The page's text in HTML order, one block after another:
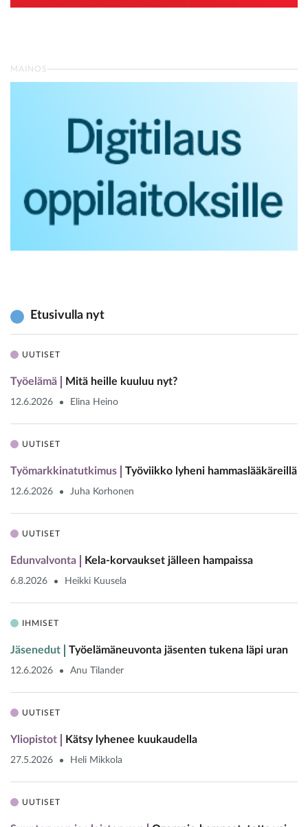
MAINOS
Etusivulla nyt
UUTISET
Työelämä Mitä heille kuuluu nyt?
12.6.2026 Elina Heino
UUTISET
Työmarkkinatutkimus Työviikko lyheni hammaslääkäreillä
12.6.2026 Juha Korhonen
UUTISET
Edunvalvonta Kela-korvaukset jälleen hampaissa
6.8.2026 Heikki Kuusela
IHMISET
Jäsenedut Työelämäneuvonta jäsenten tukena läpi uran
12.6.2026 Anu Tilander
UUTISET
Yliopistot Kätsy lyhenee kuukaudella
27.5.2026 Heli Mikkola
UUTISET